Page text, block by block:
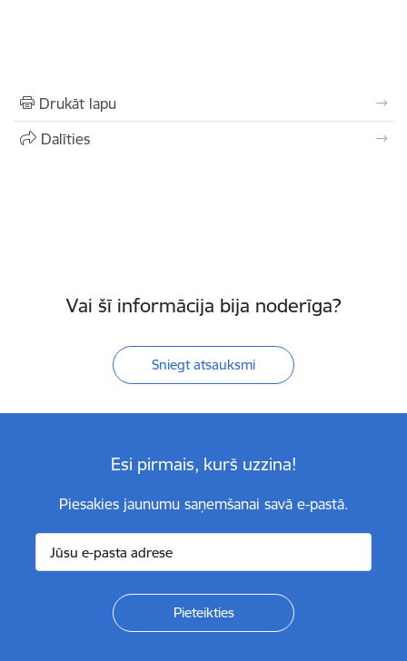
Drukāt lapu
Dalīties
Vai šī informācija bija noderīga?
Sniegt atsauksmi
Esi pirmais, kurš uzzina!
Piesakies jaunumu saņemšanai savā e-pastā.